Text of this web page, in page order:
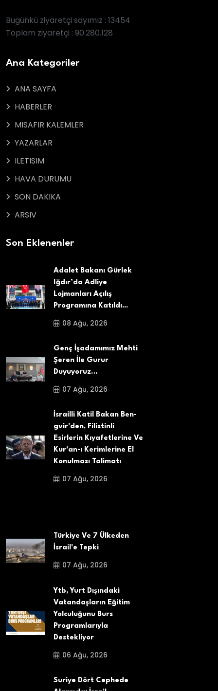
Bugünkü ziyaretçi sayımız : 13454
Toplam ziyaretçi : 90.280.128
Ana Kategoriler
ANA SAYFA
HABERLER
MISAFIR KALEMLER
YAZARLAR
ILETISIM
HAVA DURUMU
SON DAKIKA
ARSIV
Son Eklenenler
Adalet Bakanı Gürlek
Iğdır’da Adliye
Lojmanları Açılış
Programına Katıldı...
08 Ağu, 2026
Genç İşadamımız Mehti
Şeren İle Gurur
Duyuyoruz…
07 Ağu, 2026
İsrailli Katil Bakan Ben-
gvir'den, Filistinli
Esirlerin Kıyafetlerine Ve
Kur'an-ı Kerimlerine El
Konulması Talimatı
07 Ağu, 2026
Türkiye Ve 7 Ülkeden
İsrail'e Tepki
07 Ağu, 2026
Ytb, Yurt Dışındaki
Vatandaşların Eğitim
Yolculuğunu Burs
Programlarıyla
Destekliyor
06 Ağu, 2026
Suriye Dört Cephede